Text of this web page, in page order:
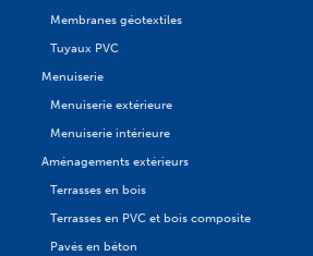
Membranes géotextiles
Tuyaux PVC
Menuiserie
Menuiserie extérieure
Menuiserie intérieure
Aménagements extérieurs
Terrasses en bois
Terrasses en PVC et bois composite
Pavés en béton